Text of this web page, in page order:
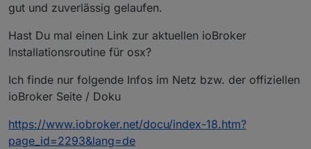
gut und zuverlässig gelaufen.
Hast Du mal einen Link zur aktuellen ioBroker
Installationsroutine für osx?
Ich finde nur folgende Infos im Netz bzw. der offiziellen
ioBroker Seite / Doku
https://www.iobroker.net/docu/index-18.htm?
page_id=2293&lang=de